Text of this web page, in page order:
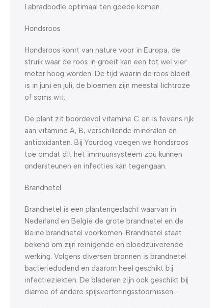
Labradoodle optimaal ten goede komen.
Hondsroos
Hondsroos komt van nature voor in Europa, de
struik waar de roos in groeit kan een tot wel vier
meter hoog worden. De tijd waarin de roos bloeit
is in juni en juli, de bloemen zijn meestal lichtroze
of soms wit.
De plant zit boordevol vitamine C en is tevens rijk
aan vitamine A, B, verschillende mineralen en
antioxidanten. Bij Yourdog voegen we hondsroos
toe omdat dit het immuunsysteem zou kunnen
ondersteunen en infecties kan tegengaan.
Brandnetel
Brandnetel is een plantengeslacht waarvan in
Nederland en België de grote brandnetel en de
kleine brandnetel voorkomen. Brandnetel staat
bekend om zijn reinigende en bloedzuiverende
werking. Volgens diversen bronnen is brandnetel
bacteriedodend en daarom heel geschikt bij
infectieziekten. De bladeren zijn ook geschikt bij
diarree of andere spijsverteringsstoornissen.